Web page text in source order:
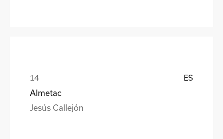
ES
Almetac
Jesús Callejón